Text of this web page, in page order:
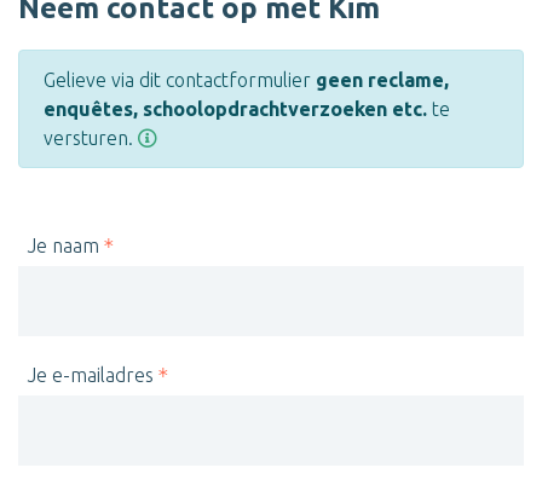
Neem contact op met Kim
Gelieve via dit contactformulier geen reclame,
enquêtes, schoolopdrachtverzoeken etc. te
versturen.
Je naam
Je e-mailadres